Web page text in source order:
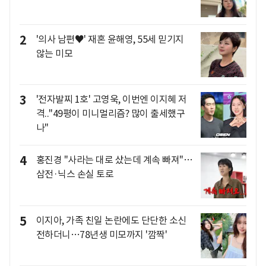
2
'의사 남편♥' 재혼 윤해영, 55세 믿기지
않는 미모
3
'전자발찌 1호' 고영욱, 이번엔 이지혜 저
격.."49평이 미니멀리즘? 많이 출세했구
나"
4
홍진경 "사라는 대로 샀는데 계속 빠져"…
삼전·닉스 손실 토로
5
이지아, 가족 친일 논란에도 단단한 소신
전하더니…78년생 미모까지 '깜짝'